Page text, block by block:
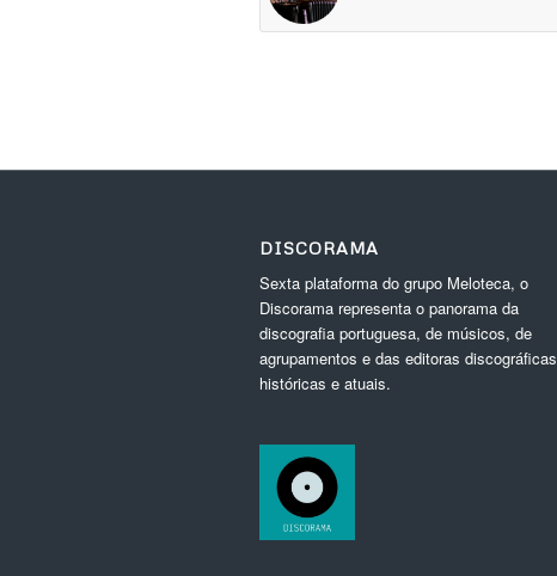
DISCORAMA
Sexta plataforma do grupo Meloteca, o
Discorama representa o panorama da
discografia portuguesa, de músicos, de
agrupamentos e das editoras discográficas
históricas e atuais.